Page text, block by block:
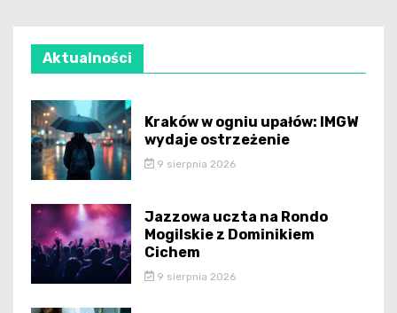
Aktualności
Kraków w ogniu upałów: IMGW
wydaje ostrzeżenie
9 sierpnia 2026
Jazzowa uczta na Rondo
Mogilskie z Dominikiem
Cichem
9 sierpnia 2026